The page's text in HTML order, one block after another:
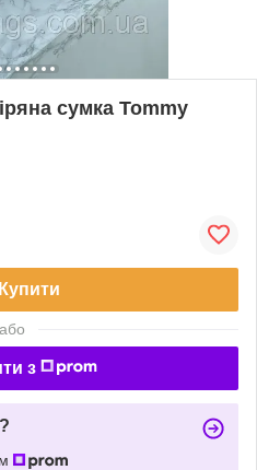
сумка Tommy
Купити
або
з